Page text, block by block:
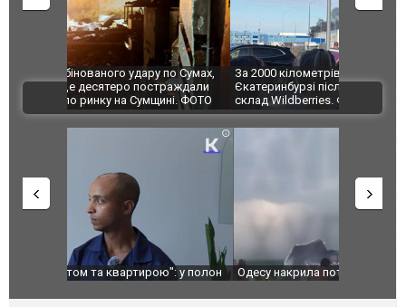
За 2000 кілометрів від кордону з Україною: в
Єкатеринбурзі після атаки дронів загорівся
склад Wildberries. ФОТО. ВІДЕО
"Мої
ВІДЕО
Одесу накрила потужна злива з градом та
Вже